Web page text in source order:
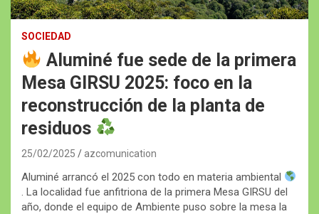
SOCIEDAD
Aluminé fue sede de la primera
Mesa GIRSU 2025: foco en la
reconstrucción de la planta de
residuos
25/02/2025 azcomunication
Aluminé arrancó el 2025 con todo en materia ambiental
. La localidad fue anfitriona de la primera Mesa GIRSU del
año, donde el equipo de Ambiente puso sobre la mesa la